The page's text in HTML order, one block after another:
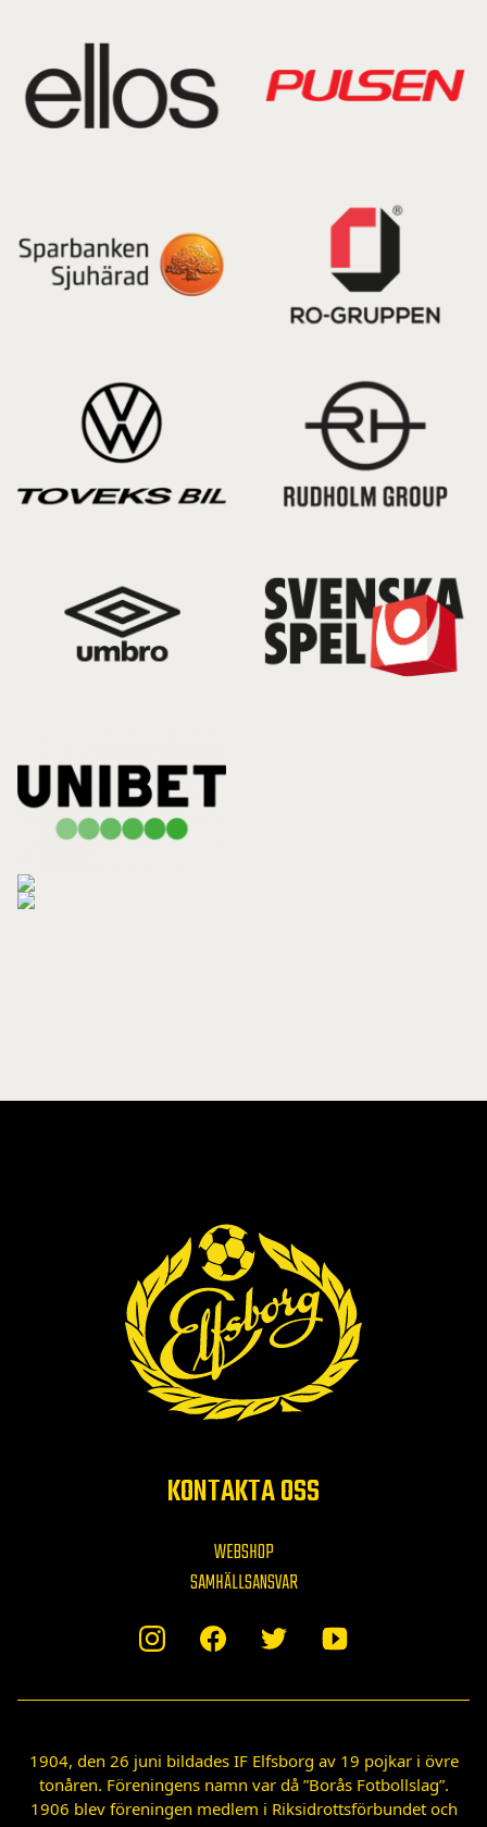
KONTAKTA OSS
WEBSHOP
SAMHÄLLSANSVAR
1904, den 26 juni bildades IF Elfsborg av 19 pojkar i övre
tonåren. Föreningens namn var då ”Borås Fotbollslag”.
1906 blev föreningen medlem i Riksidrottsförbundet och